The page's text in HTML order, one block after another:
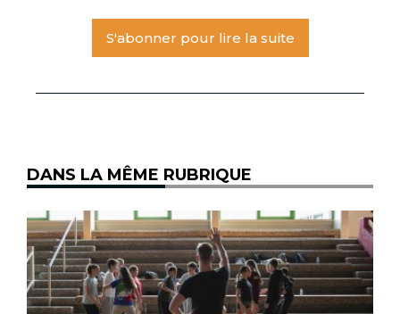
S'abonner pour lire la suite
DANS LA MÊME RUBRIQUE